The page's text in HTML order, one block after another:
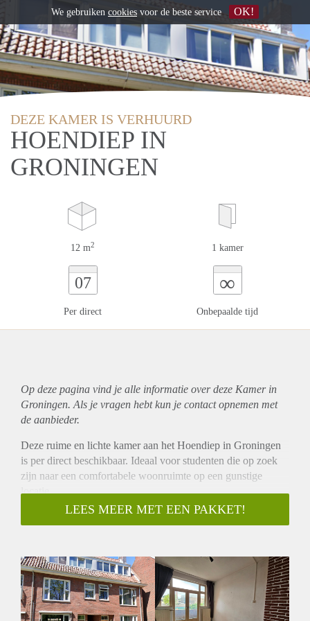
DEZE KAMER IS VERHUURD
HOENDIEP IN
GRONINGEN
12 m2 1 kamer
07
Per direct
∞
Onbepaalde tijd
Op deze pagina vind je alle informatie over deze Kamer in
Groningen. Als je vragen hebt kun je contact opnemen met
de aanbieder.
Deze ruime en lichte kamer aan het Hoendiep in Groningen
is per direct beschikbaar. Ideaal voor studenten die op zoek
zijn naar een comfortabele woonruimte op een gunstige
locatie.
De kamer bevindt zich in de buurt Hoendiep in Groningen.
aan voorzieningen, waaronder trendy winkels, gezellige
restaurants, uitnodigende cafés en diverse sportscholen.
Bovendien zijn belangrijke uitvalswegen, zoals de ringweg,
eenvoudig te bereiken, wat de locatie zeer aantrekkelijk
LEES MEER MET EEN PAKKET!
We gebruiken cookies voor de beste service OK!